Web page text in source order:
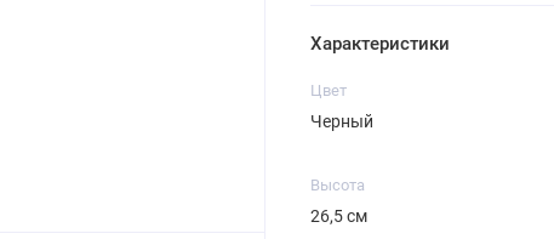
Характеристики
Цвет
Черный
Высота
26,5 см